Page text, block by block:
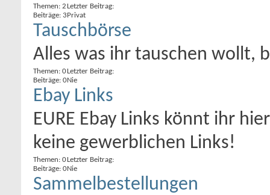
Themen: 2
Beiträge: 3
Letzter Beitrag:
Privat
Tauschbörse
Alles was ihr tauschen wollt,
Themen: 0
Beiträge: 0
Letzter Beitrag:
Nie
Ebay Links
EURE Ebay Links könnt ihr
keine gewerblichen Links!
Themen: 0
Beiträge: 0
Letzter Beitrag:
Nie
Sammelbestellungen